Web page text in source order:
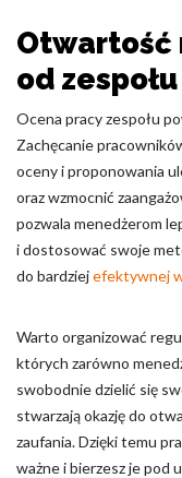
Otwartość
od zespołu
Ocena pracy zespołu
Zachęcanie
oceny i proponowania
oraz wzmocnić
pozwala menedżerom
i dostosować swoje
do bardziejefektywnej
Warto organizować
których zarówno
swobodnie dzielić się
stwarzają okazję do
zaufania. Dzięki temu
ważne i bierzesz je pod